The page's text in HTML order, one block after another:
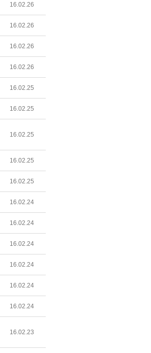
16.02.26
16.02.26
16.02.26
16.02.26
16.02.25
16.02.25
16.02.25
16.02.25
16.02.25
16.02.24
16.02.24
16.02.24
16.02.24
16.02.24
16.02.24
16.02.23